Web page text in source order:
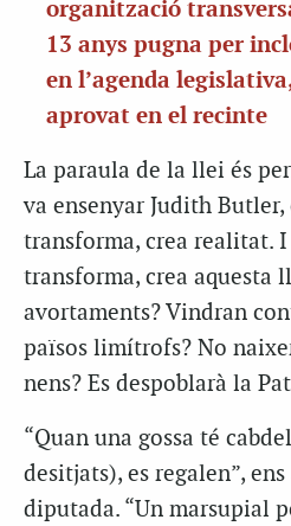
organització
13 anys pugna per
en l’agenda
aprovat en el recinte
La paraula de la llei és
va ensenyar Judith
transforma, crea realitat. I
transforma, crea aquesta
avortaments? Vindran
països limítrofs? No
nens? Es despoblarà la
“Quan una gossa té
desitjats), es regalen”,
diputada. “Un marsupial